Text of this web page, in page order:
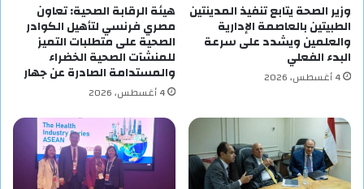
وزير الصحة يتابع تنفيذ المدينتين
الطبيتين بالعاصمة الإدارية
والعلمين ويشدد على سرعة
البدء الفعلي
4 أغسطس، 2026
هيئة الرقابة الصحية: تعاون
مصري فرنسي لتأهيل الكوادر
الصحية على متطلبات التميز
للمنشآت الصحية الخضراء
والمستدامة الصادرة عن جهار
4 أغسطس، 2026